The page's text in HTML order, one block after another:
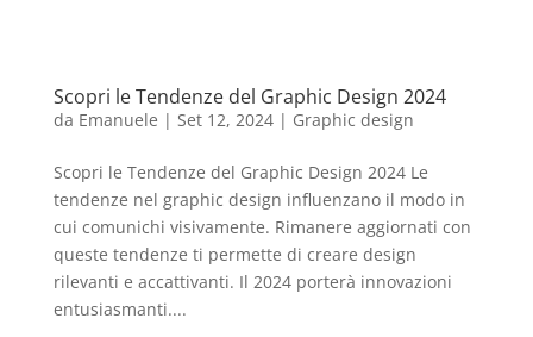
Scopri le Tendenze del Graphic Design 2024
da Emanuele | Set 12, 2024| Graphic design
Scopri le Tendenze del Graphic Design 2024 Le
tendenze nel graphic design influenzano il modo in
cui comunichi visivamente. Rimanere aggiornati con
queste tendenze ti permette di creare design
rilevanti e accattivanti. Il 2024 porterà innovazioni
entusiasmanti....